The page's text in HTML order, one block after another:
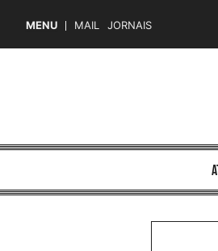
MENU MAIL JORNAIS